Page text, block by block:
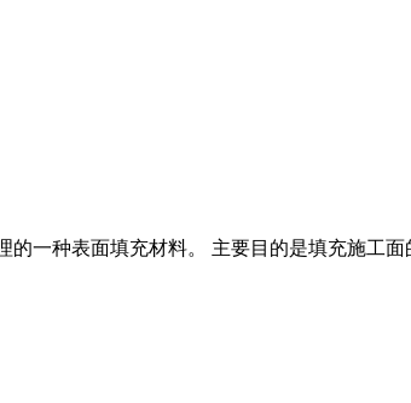
一种表面填充材料。 主要目的是填充施工